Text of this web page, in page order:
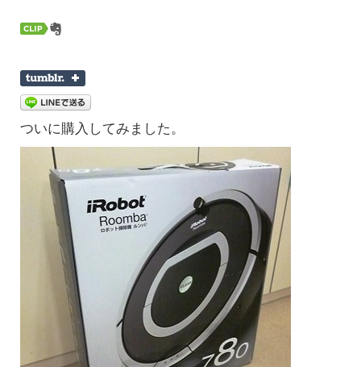
ついに購入してみました。